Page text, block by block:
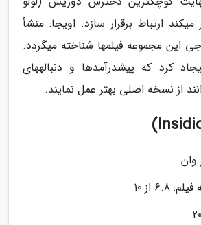
ارتباط برقرار سازد. اویجا: منشأ
این مجموعه فیلمها شناخته میگردد.
کرد که پیشدرآمدها و دنبالههای
از نسخه اصلی بهتر عمل نمایند.
وان